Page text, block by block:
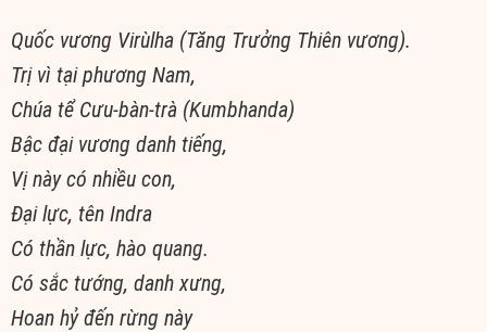
Quốc vương Virùlha (Tăng Trưởng Thiên vương).
Trị vì tại phương Nam,
Chúa tể Cưu-bàn-trà (Kumbhanda)
Bậc đại vương danh tiếng,
Vị này có nhiều con,
Ðại lực, tên Indra
Có thần lực, hào quang.
Có sắc tướng, danh xưng,
Hoan hỷ đến rừng này